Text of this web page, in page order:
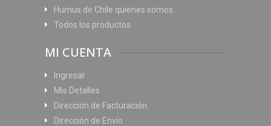
Humus de Chile quienes somos
Todos los productos
MI CUENTA
Ingresar
Mis Detalles
Dirección de Facturación
Dirección de Envío